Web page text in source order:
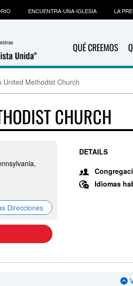
QUÉ CREEMOS
ENCUENTRA-UNA-IGLESIA LA
United Methodist Church
CHURCH
Direcciones
DETAILS
Idiomas